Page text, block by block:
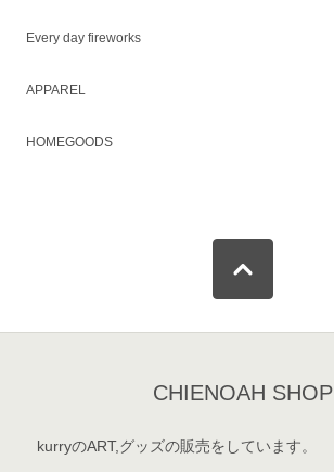
Every day fireworks
APPAREL
HOMEGOODS
CHIENOAH SHOP
kurryのART,グッズの販売をしています。